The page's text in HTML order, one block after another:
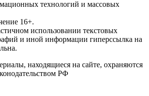
технологий и массовых
16+.
использовании текстовых
и иной информации гиперссылка на
находящиеся на сайте, охраняются
РФ